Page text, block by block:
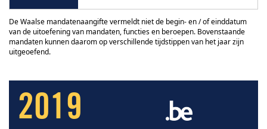
De Waalse mandatenaangifte vermeldt niet de begin- en / of einddatum
van de uitoefening van mandaten, functies en beroepen. Bovenstaande
mandaten kunnen daarom op verschillende tijdstippen van het jaar zijn
uitgeoefend.
2019